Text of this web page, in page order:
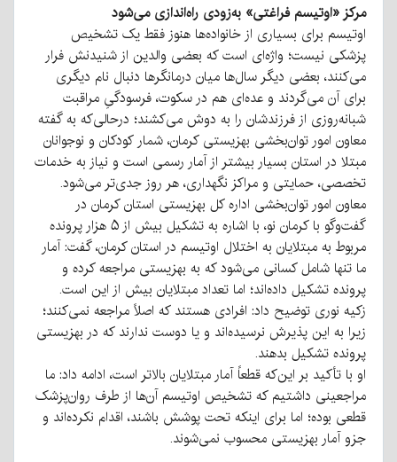
مرکز «اوتیسم فراغتی» به‌زودی راه‌اندازی می‌شود
اوتیسم برای بسیاری از خانواده‌ها هنوز فقط یک تشخیص
پزشکی نیست؛ واژه‌ای است که بعضی والدین از شنیدنش فرار
می‌کنند، بعضی دیگر سال‌ها میان درمانگرها دنبال نام دیگری
برای آن می‌گردند و عده‌ای هم در سکوت، فرسودگیِ مراقبت
شبانه‌روزی از فرزندشان را به دوش می‌کشند؛ درحالی‌که به گفته
معاون امور توان‌بخشی بهزیستی کرمان، شمار کودکان و نوجوانان
مبتلا در استان بسیار بیشتر از آمار رسمی است و نیاز به خدمات
تخصصی، حمایتی و مراکز نگهداری، هر روز جدی‌تر می‌شود.
معاون امور توان‌بخشی اداره کل بهزیستی استان کرمان در
گفت‌وگو با کرمان نو، با اشاره به تشکیل بیش از ۵ هزار پرونده
مربوط به مبتلایان به اختلال اوتیسم در استان کرمان، گفت: آمار
ما تنها شامل کسانی می‌شود که به بهزیستی مراجعه کرده و
پرونده تشکیل داده‌اند؛ اما تعداد مبتلایان بیش از این است.
زکیه نوری توضیح داد: افرادی هستند که اصلاً مراجعه نمی‌کنند؛
زیرا به این پذیرش نرسیده‌اند و یا دوست ندارند که در بهزیستی
پرونده تشکیل بدهند.
او با تأکید بر این‌که قطعاً آمار مبتلایان بالاتر است، ادامه داد: ما
مراجعینی داشتیم که تشخیص اوتیسم آن‌ها از طرف روان‌پزشک
قطعی بوده؛ اما برای اینکه تحت پوشش باشند، اقدام نکرده‌اند و
جزو آمار بهزیستی محسوب نمی‌شوند.